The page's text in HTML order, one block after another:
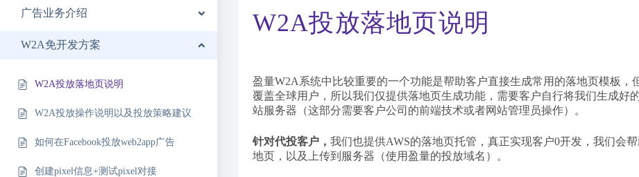
广告业务介绍
W2A免开发方案
W2A投放落地页说明
W2A投放操作说明以及投放策略建议
如何在Facebook投放web2app广告
创建pixel信息+测试pixel对接
W2A投放落地页说明
盈量W2A系统中比较重要的一个功能是帮助客户直接生成常用的落地页模板，
覆盖全球用户，所以我们仅提供落地页生成功能，需要客户自行将我们生成好
站服务器（这部分需要客户公司的前端技术或者网站管理员操作）。
针对代投客户， 我们也提供AWS的落地页托管，真正实现客户0开发，我们会
地页，以及上传到服务器（使用盈量的投放域名）。